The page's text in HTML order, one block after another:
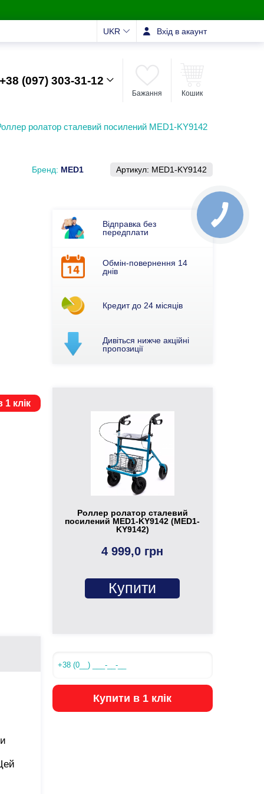
UKR Вхід в акаунт
+38 (097) 303-31-12
Бажання Кошик
ролатор сталевий посилений MED1-KY9142
Бренд: MED1 Артикул: MED1-KY9142
1 клік
Відправка без
передплати
Обмін-повернення 14
днів
Кредит до 24 місяців
Дивіться нижче акційні
пропозиції
Роллер ролатор сталевий
посилений MED1-KY9142 (MED1-
KY9142)
4 999,0 грн
Купити
Купити в 1 клік